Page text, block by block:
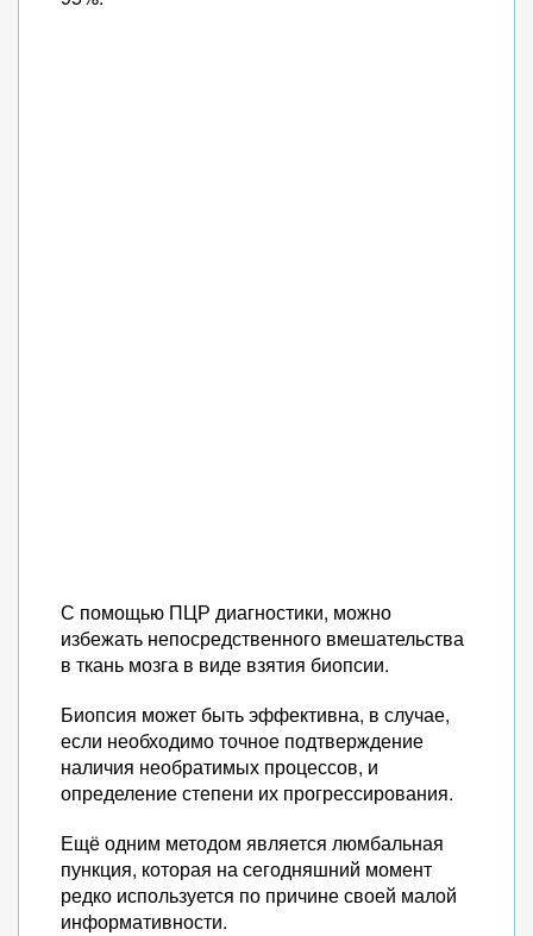
С помощью ПЦР диагностики, можно
избежать непосредственного вмешательства
в ткань мозга в виде взятия биопсии.
Биопсия может быть эффективна, в случае,
если необходимо точное подтверждение
наличия необратимых процессов, и
определение степени их прогрессирования.
Ещё одним методом является люмбальная
пункция, которая на сегодняшний момент
редко используется по причине своей малой
информативности.